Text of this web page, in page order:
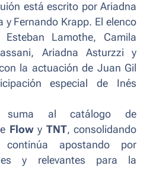
está escrito por Ariadna
y Fernando Krapp. El elenco
Lamothe, Camila
Ariadna Asturzzi y
la actuación de Juan Gil
especial de Inés
al catálogo de
Flowy TNT, consolidando
apostando por
y relevantes para la